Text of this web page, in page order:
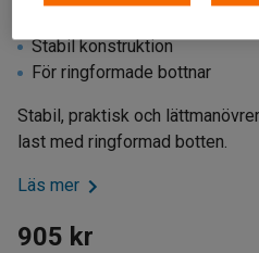
Stabil konstruktion
För ringformade bottnar
Stabil, praktisk och
last med ringformad botten.
Läs mer
905 kr